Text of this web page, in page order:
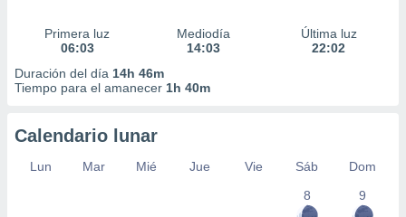
Primera luz
06:03
Mediodía
14:03
Última luz
22:02
Duración del día 14h 46m
Tiempo para el amanecer 1h 40m
Calendario lunar
Lun Mar Mié Jue Vie Sáb
Dom
8
9